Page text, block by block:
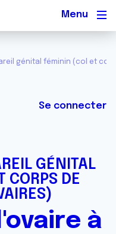
génital féminin (col et
Se connecter
GÉNITAL
CORPS DE
à